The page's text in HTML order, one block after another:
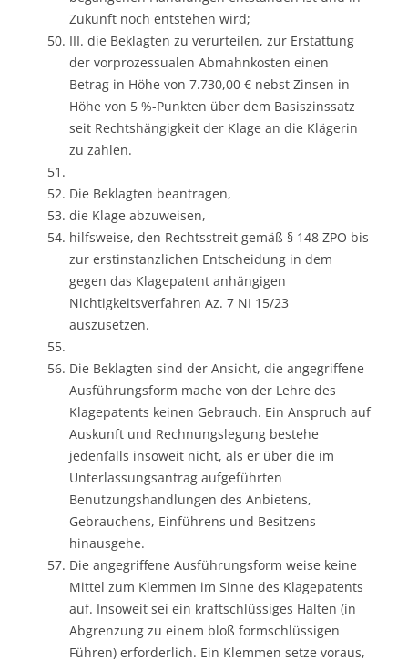
Zukunft noch entstehen wird;
III. die Beklagten zu verurteilen, zur Erstattung
der vorprozessualen Abmahnkosten einen
Betrag in Höhe von 7.730,00 € nebst Zinsen in
Höhe von 5 %-Punkten über dem Basiszinssatz
seit Rechtshängigkeit der Klage an die Klägerin
zu zahlen.
Die Beklagten beantragen,
die Klage abzuweisen,
hilfsweise, den Rechtsstreit gemäß § 148 ZPO bis
zur erstinstanzlichen Entscheidung in dem
gegen das Klagepatent anhängigen
Nichtigkeitsverfahren Az. 7 NI 15/23
auszusetzen.
Die Beklagten sind der Ansicht, die angegriffene
Ausführungsform mache von der Lehre des
Klagepatents keinen Gebrauch. Ein Anspruch auf
Auskunft und Rechnungslegung bestehe
jedenfalls insoweit nicht, als er über die im
Unterlassungsantrag aufgeführten
Benutzungshandlungen des Anbietens,
Gebrauchens, Einführens und Besitzens
hinausgehe.
Die angegriffene Ausführungsform weise keine
Mittel zum Klemmen im Sinne des Klagepatents
auf. Insoweit sei ein kraftschlüssiges Halten (in
Abgrenzung zu einem bloß formschlüssigen
Führen) erforderlich. Ein Klemmen setze voraus,